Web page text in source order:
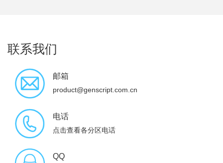
联系我们
邮箱
product@genscript.com.cn
电话
点击查看各分区电话
QQ